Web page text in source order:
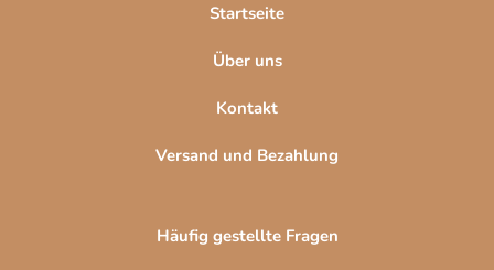
Startseite
Über uns
Kontakt
Versand und Bezahlung
Häufig gestellte Fragen